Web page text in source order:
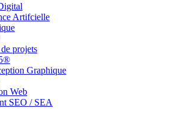
Artifcielle
projets
Graphique
Web
SEO / SEA